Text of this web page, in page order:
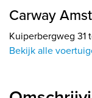
Carway
Kuiperbergweg 31
Bekijk alle